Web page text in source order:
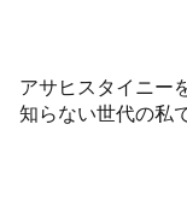
アサヒスタイニー
知らない世代の私